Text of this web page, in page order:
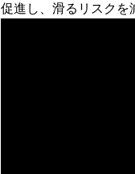
促進し、滑るリスクを